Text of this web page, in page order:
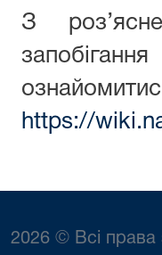
З
https://
2026 © Всі права